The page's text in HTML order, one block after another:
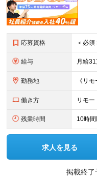
応募資格
給与
勤務地
働き方 リモー
残業時間 10時間
求人を見る
掲載終了